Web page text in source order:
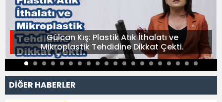
Gülcan Kış: Plastik Atık İthalatı ve
Mikroplastik Tehdidine Dikkat Çekti.
DİĞER HABERLER